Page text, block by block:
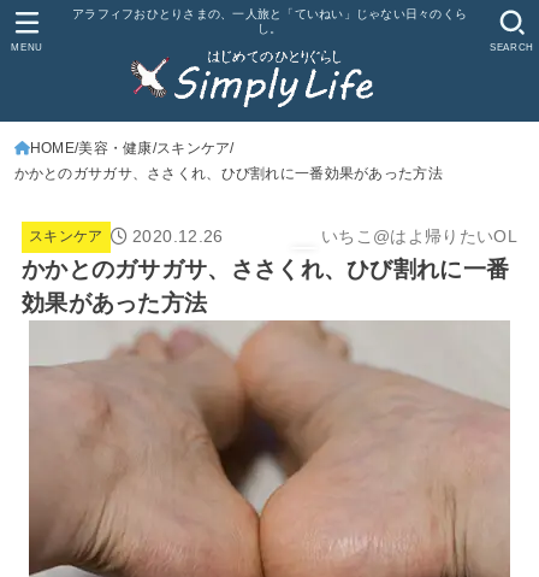
アラフィフおひとりさまの、一人旅と「ていねい」じゃない日々のくら
し。
SEARCH
MENU
HOME 美容・健康 スキンケア
かかとのガサガサ、ささくれ、ひび割れに一番効果があった方法
スキンケア 2020.12.26 いちこ@はよ帰りたいOL
かかとのガサガサ、ささくれ、ひび割れに一番
効果があった方法